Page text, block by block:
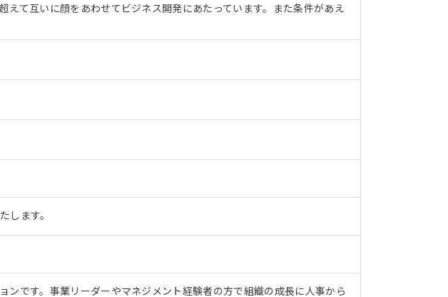
て互いに顔をあわせてビジネス開発にあたっています。また条件があえ
します。
ンです。事業リーダーやマネジメント経験者の方で組織の成長に人事から